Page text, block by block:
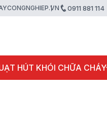
0911 881 114
HÚT KHÓI CHỮA CHÁY